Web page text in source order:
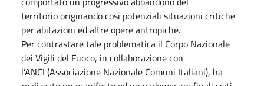
territorio originando cosi potenziali situazioni critiche
per abitazioni ed altre opere antropiche.
Per contrastare tale problematica il Corpo Nazionale
dei Vigili del Fuoco, in collaborazione con
l’ANCI (Associazione Nazionale Comuni Italiani), ha